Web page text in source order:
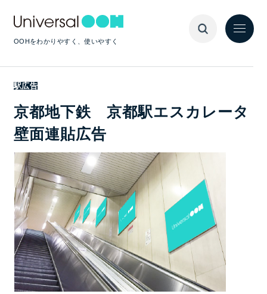
OOHをわかりやすく、使いやすく
駅広告
京都地下鉄 京都駅エスカレータ
壁面連貼広告